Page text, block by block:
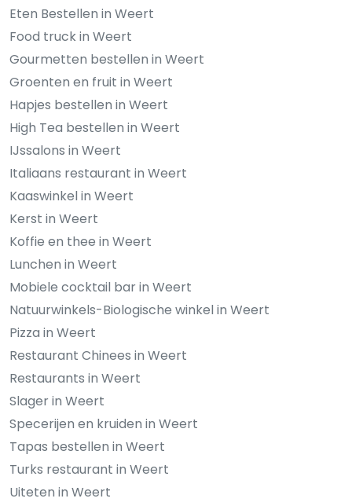
Eten Bestellen in Weert
Food truck in Weert
Gourmetten bestellen in Weert
Groenten en fruit in Weert
Hapjes bestellen in Weert
High Tea bestellen in Weert
IJssalons in Weert
Italiaans restaurant in Weert
Kaaswinkel in Weert
Kerst in Weert
Koffie en thee in Weert
Lunchen in Weert
Mobiele cocktail bar in Weert
Natuurwinkels-Biologische winkel in Weert
Pizza in Weert
Restaurant Chinees in Weert
Restaurants in Weert
Slager in Weert
Specerijen en kruiden in Weert
Tapas bestellen in Weert
Turks restaurant in Weert
Uiteten in Weert